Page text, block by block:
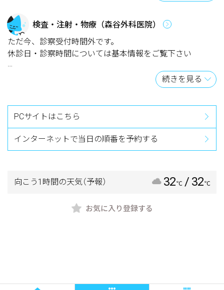
ですと受付は完了していません。
必ず受付時間内に来院して、受付を完了してください。
午前中12：00、午後18：00（土曜日午後は16：30）
検査・注射・物療（森谷外科医院）
ただ今、診察受付時間外です。
休診日・診察時間については基本情報をご覧下さい
※順番予約をご利用の方は、ネット上で番号を取っただけ
必ず受付時間内に来院して、受付を完了してください。
午前中12：00、午後18：00（土曜日午後は16：30）
続きを見る
PCサイトはこちら
インターネットで当日の順番を予約する
向こう1時間の天気（予報） 32℃ / 32℃
お気に入り登録する